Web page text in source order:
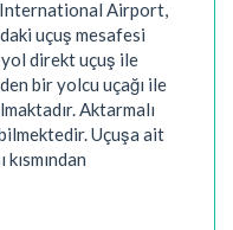
Airport,
uçuş mesafesi
direkt uçuş ile
bir yolcu uçağı ile
Aktarmalı
Uçuşa ait